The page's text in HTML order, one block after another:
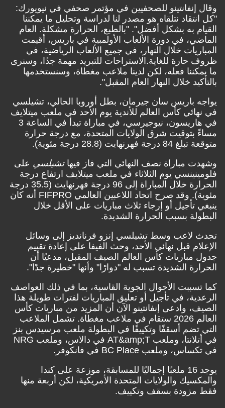
وقال إنفانتينو للصحفيين في مؤتمر صحفي في نيويورك:
"كل انتقاد نتلقاه هو مصدر لنا لدراسة وتحليل ما يمكننا
القيام به بشكل أفضل". "بالطبع، الحرارة مشكلة. العام
الماضي، في دورة الألعاب الأولمبية في باريس، أقيمت
المباريات خلال النهار، في جميع الألعاب الرياضية، في
ظروف حارة للغاية.الاستراحات للتبريد مهمة جدًا، وسنرى
ما يمكننا فعله، لكن لدينا ملاعب مغطاة، وسنستخدمها
بالتأكيد خلال النهار العام المقبل".
يواجه باريس سان جيرمان، بطل أوروبا الحالي، تشيلسي
في نهائي كأس العالم للأندية يوم الأحد في ملعب ميتلايف
في هاريسون، نيوجيرسي، في مباراة تبدأ في الساعة 3
مساءً بتوقيت شرق الولايات المتحدة، مع درجة حرارة
متوقعة تبلغ 84 درجة فهرنهايت (28.8 درجة مئوية).
وشهدت مباراة نصف النهائي التي فاز فيهاتشيلسي على
فلومينينسي يوم الثلاثاء في ملعب ميتلايف ارتفاع درجة
الحرارة خلال المباراة إلى 96 درجة فهرنهايت (35.5 درجة
مئوية). وقد صرح اتحاد اللاعبين العالمي FIFPRO أنه كان
ينبغي تأجيل أو إرجاء ثلاث مباريات على الأقل خلال
البطولة بسبب الحرارة الشديدة.
تحدث لاعب وسط تشيلسي إنزو فرنانديز إلى وسائل
الإعلام قبل نهائي الأحد، وحث الفيفا على إعادة تقييم
جدول مباريات كأس العالم الصيف المقبل، مدعيًا أن
الحرارة الشديدة تسبب له "دوارًا" وأنها "خطيرة جدًا".
كما تسببت الأحوال الجوية القاسية، بما في ذلك العواصف
الرعدية، في تأجيل أو تعليق المباريات لفترات طويلة هذا
الصيف، وادعى إنفانتينو الآن أن المزيد من مباريات كأس
العالم 2026 ستقام في ملاعب مغطاة. تشمل الملاعب
التي تضم أسقفًا وتكييفًا في البطولة ملعب مرسيدس بنز
في أتلانتا، وملعب AT&amp;T في دالاس، وملعب NRG
في تكساس، وملعب BC Place في فانكوفر.
يوجد 16 ملعبًا إجماليًا للمسابقة، موزعة على كندا
والمكسيك والولايات المتحدة الأمريكية، لكن أربعة منها
فقط مزودة بسقف وتكييف.